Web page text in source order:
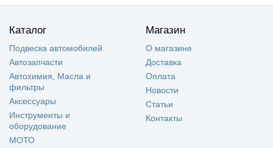
Каталог
Подвеска автомобилей
Автозапчасти
Автохимия, Масла и
фильтры
Аксессуары
Инструменты и
оборудование
МОТО
Магазин
О магазине
Доставка
Оплата
Новости
Статьи
Контакты